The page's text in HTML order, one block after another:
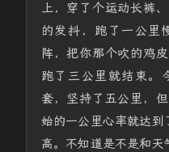
上，穿了个运动长裤
的发抖，跑了一公里
阵，把你那个吹的鸡
跑了三公里就结束。
套，坚持了五公里，
始的一公里心率就达
高。不知道是不是和天